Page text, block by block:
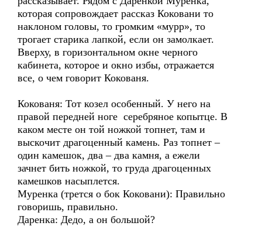
которая сопровождает рассказ Коковани то
наклоном головы, то громким «мурр», то
трогает старика лапкой, если он замолкает.
Вверху, в горизонтальном окне черного
кабинета, которое и окно избы, отражается
все, о чем говорит Кокованя.
Кокованя: Тот козел особенный. У него на
правой передней ноге серебряное копытце. В
каком месте он той ножкой топнет, там и
выскочит драгоценный камень. Раз топнет –
один камешок, два – два камня, а ежели
зачнет бить ножкой, то груда драгоценных
камешков насыплется.
Муренка (трется о бок Коковани): Правильно
говоришь, правильно.
Даренка: Дедо, а он большой?